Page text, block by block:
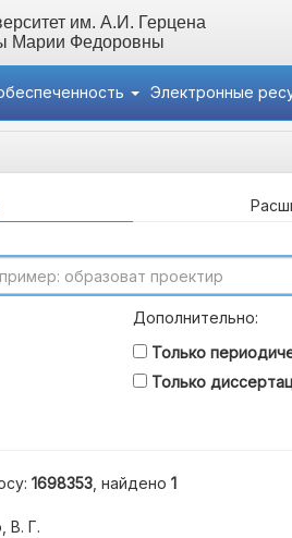
им. А.И. Герцена
Марии Федоровны
Электронные
Дополнительно:
Только
Только
1698353 , найдено 1
В. Г.